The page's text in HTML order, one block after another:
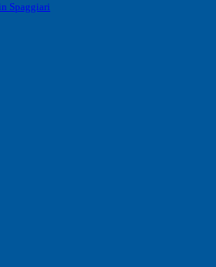
Spaggiari